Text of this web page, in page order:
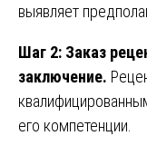
выявляет
Шаг 2: Заказ
заключение.
его компетенции.